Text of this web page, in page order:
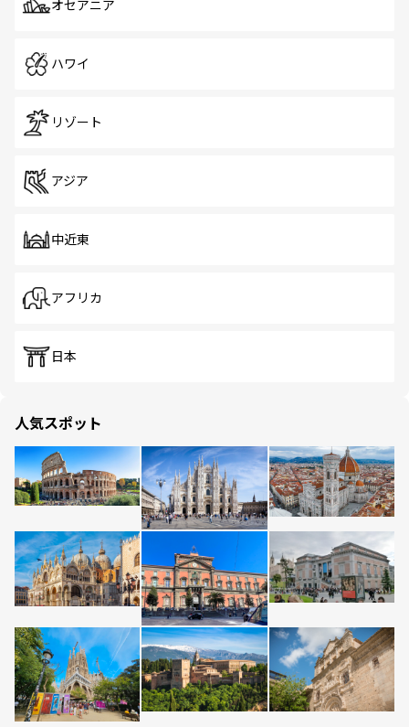
オセアニア
ハワイ
リゾート
アジア
中近東
アフリカ
日本
人気スポット